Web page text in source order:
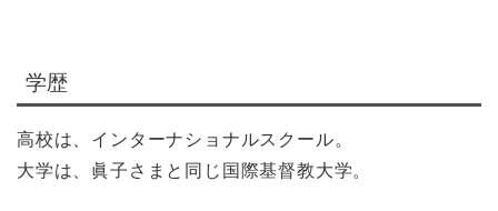
学歴
高校は、インターナショナルスクール。
大学は、眞子さまと同じ国際基督教大学。